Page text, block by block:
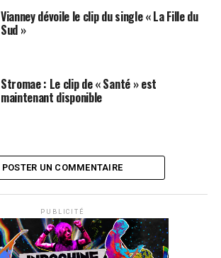
Vianney dévoile le clip du single « La Fille du
Sud »
Stromae : Le clip de « Santé » est
maintenant disponible
POSTER UN COMMENTAIRE
PUBLICITÉ